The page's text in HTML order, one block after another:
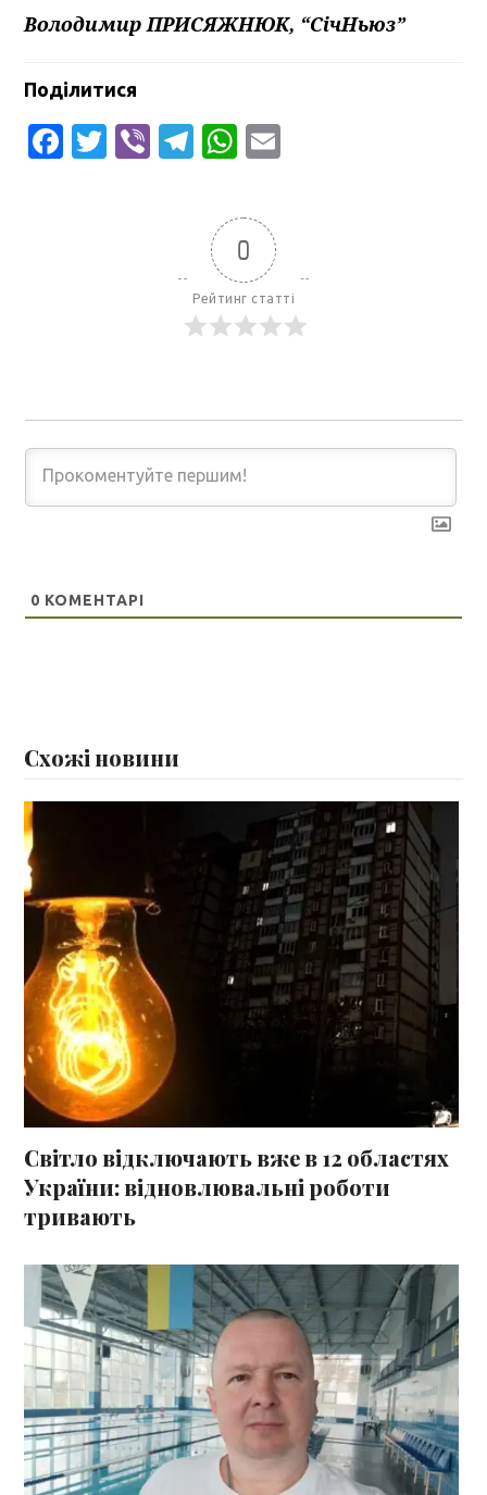
Володимир ПРИСЯЖНЮК, “СічНьюз”
Поділитися
Facebook
Twitter
ViberTelegram
WhatsApp
0
Рейтинг статті
0 КОМЕНТАРІ
Схожі новини
Світло відключають вже в 12 областях
України: відновлювальні роботи
тривають